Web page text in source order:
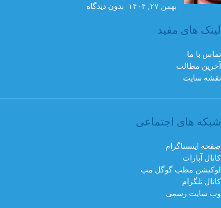
بهمن ۲۷, ۱۴۰۴ بدون دیدگاه
لینک های مفید
تماس با ما
آخرین مطالب
نقشه سایت
شبکه های اجتماعی
صفحه اینستاگرام
کانال آپارات
لوکیشن مطب گوگل مپ
کانال تلگرام
وب سایت رسمی